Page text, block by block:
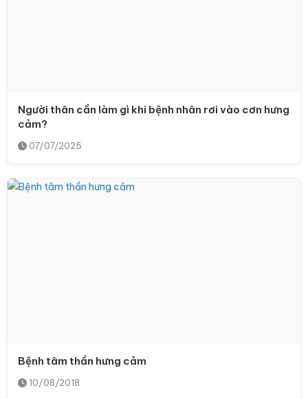
Người thân cần làm gì khi bệnh nhân rơi vào cơn hưng
cảm?
07/07/2025
Bệnh tâm thần hưng cảm
10/08/2018